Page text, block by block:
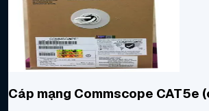
Cáp mạng Commscope CAT5e